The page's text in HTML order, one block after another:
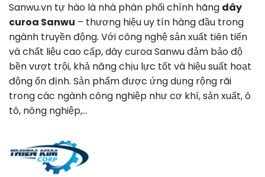
Sanwu.vn tự hào là nhà phân phối chính hãng dây
curoa Sanwu – thương hiệu uy tín hàng đầu trong
ngành truyền động. Với công nghệ sản xuất tiên tiến
và chất liệu cao cấp, dây curoa Sanwu đảm bảo độ
bền vượt trội, khả năng chịu lực tốt và hiệu suất hoạt
động ổn định. Sản phẩm được ứng dụng rộng rãi
trong các ngành công nghiệp như cơ khí, sản xuất, ô
tô, nông nghiệp,…